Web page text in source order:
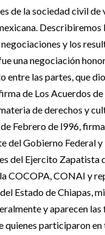
de la sociedad civil de
Describiremos
y los
una negociación
entre las partes, que
de Los Acuerdos de
de derechos y
Febrero de l996,
del Gobierno Federal y
del Ejercito Zapatista
COCOPA, CONAI y
Estado de Chiapas,
y aparecen las
quienes participaron en